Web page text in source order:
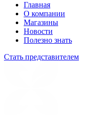
Главная
О компании
Магазины
Новости
Полезно знать
Стать представителем